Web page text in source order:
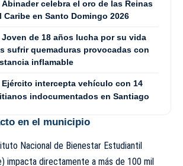
Abinader celebra el oro de las Reinas
Caribe en Santo Domingo 2026
Joven de 18 años lucha por su vida
sufrir quemaduras provocadas con
inflamable
Ejército intercepta vehículo con 14
indocumentados en Santiago
en el municipio
Nacional de Bienestar Estudiantil
impacta directamente a más de 100 mil